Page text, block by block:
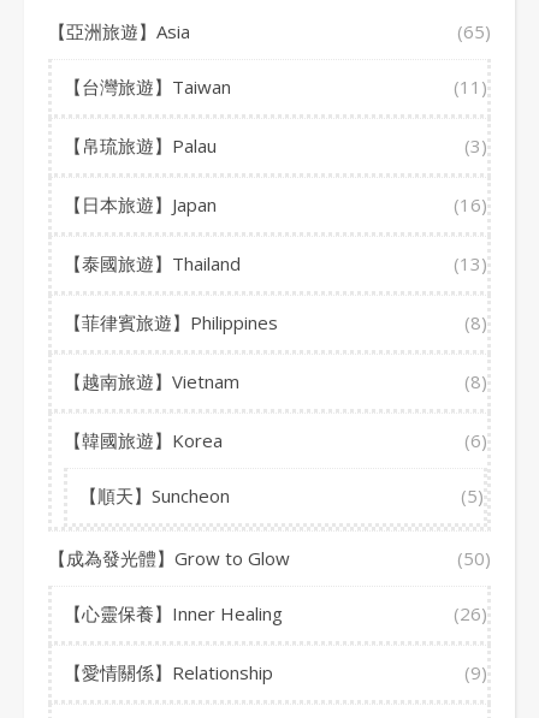
【亞洲旅遊】Asia (65)
【台灣旅遊】Taiwan (11)
【帛琉旅遊】Palau (3)
【日本旅遊】Japan (16)
【泰國旅遊】Thailand (13)
【菲律賓旅遊】Philippines (8)
【越南旅遊】Vietnam (8)
【韓國旅遊】Korea (6)
【順天】Suncheon (5)
【成為發光體】Grow to Glow (50)
【心靈保養】Inner Healing (26)
【愛情關係】Relationship (9)